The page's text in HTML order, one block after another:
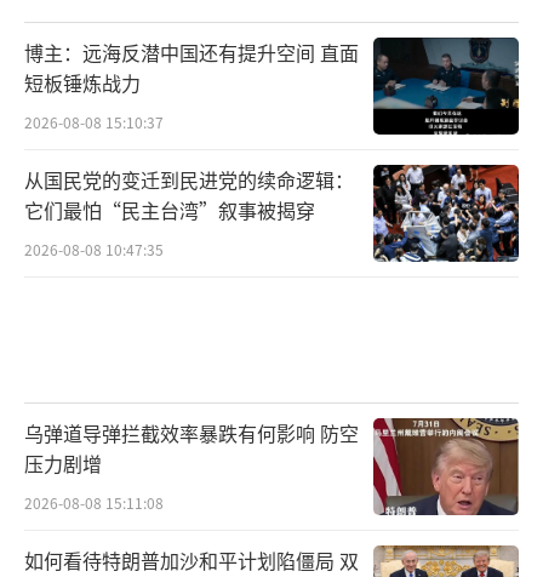
博主：远海反潜中国还有提升空间 直面
短板锤炼战力
2026-08-08 15:10:37
从国民党的变迁到民进党的续命逻辑：
它们最怕“民主台湾”叙事被揭穿
2026-08-08 10:47:35
乌弹道导弹拦截效率暴跌有何影响 防空
压力剧增
2026-08-08 15:11:08
如何看待特朗普加沙和平计划陷僵局 双